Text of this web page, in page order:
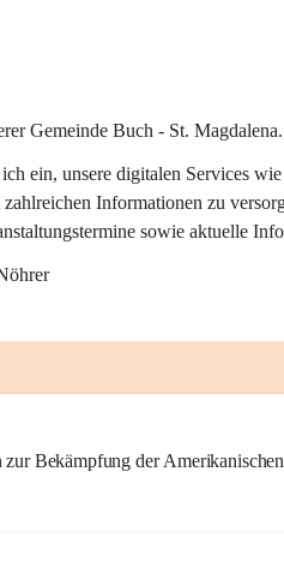
Gemeinde Buch - St. Magdalena.
ein, unsere digitalen Services
Informationen zu
sowie aktuelle
zur Bekämpfung der